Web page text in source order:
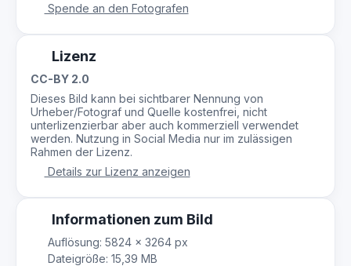
Spende an den Fotografen
Lizenz
CC-BY 2.0
Dieses Bild kann bei sichtbarer Nennung von
Urheber/Fotograf und Quelle kostenfrei, nicht
unterlizenzierbar aber auch kommerziell verwendet
werden. Nutzung in Social Media nur im zulässigen
Rahmen der Lizenz.
Details zur Lizenz anzeigen
Informationen zum Bild
Auflösung: 5824 × 3264 px
Dateigröße: 15,39 MB